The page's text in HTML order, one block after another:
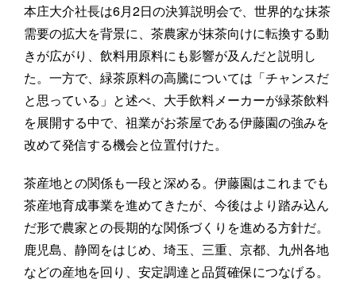
本庄大介社長は6月2日の決算説明会で、世界的な抹茶
需要の拡大を背景に、茶農家が抹茶向けに転換する動
きが広がり、飲料用原料にも影響が及んだと説明し
た。一方で、緑茶原料の高騰については「チャンスだ
と思っている」と述べ、大手飲料メーカーが緑茶飲料
を展開する中で、祖業がお茶屋である伊藤園の強みを
改めて発信する機会と位置付けた。
茶産地との関係も一段と深める。伊藤園はこれまでも
茶産地育成事業を進めてきたが、今後はより踏み込ん
だ形で農家との長期的な関係づくりを進める方針だ。
鹿児島、静岡をはじめ、埼玉、三重、京都、九州各地
などの産地を回り、安定調達と品質確保につなげる。